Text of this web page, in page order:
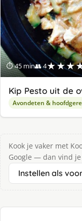
⏱ 45 min👥 4
Kip Pesto uit de
Avondeten &
Kook je vaker met
Google — dan vind
Instellen als